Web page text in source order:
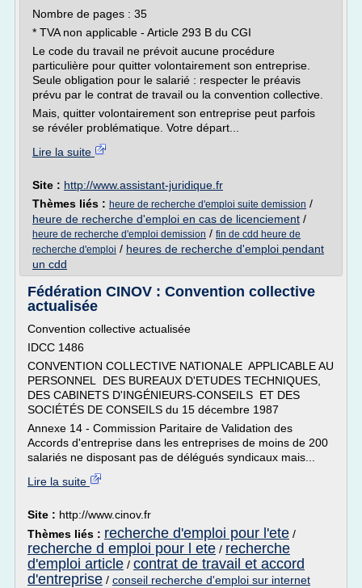
Nombre de pages : 35
* TVA non applicable - Article 293 B du CGI
Le code du travail ne prévoit aucune procédure
particulière pour quitter volontairement son entreprise.
Seule obligation pour le salarié : respecter le préavis
prévu par le contrat de travail ou la convention collective.
Mais, quitter volontairement son entreprise peut parfois
se révéler problématique. Votre départ...
Lire la suite
Site : http://www.assistant-juridique.fr
Thèmes liés : heure de recherche d'emploi suite demission /
heure de recherche d'emploi en cas de licenciement /
heure de recherche d'emploi demission / fin de cdd heure de
recherche d'emploi / heures de recherche d'emploi pendant
un cdd
Fédération CINOV : Convention collective
actualisée
Convention collective actualisée
IDCC 1486
CONVENTION COLLECTIVE NATIONALE APPLICABLE AU
PERSONNEL DES BUREAUX D'ETUDES TECHNIQUES,
DES CABINETS D'INGÉNIEURS-CONSEILS ET DES
SOCIÉTÉS DE CONSEILS du 15 décembre 1987
Annexe 14 - Commission Paritaire de Validation des
Accords d'entreprise dans les entreprises de moins de 200
salariés ne disposant pas de délégués syndicaux mais...
Lire la suite
Site : http://www.cinov.fr
Thèmes liés : recherche d'emploi pour l'ete /
recherche d emploi pour l ete / recherche
d'emploi article / contrat de travail et accord
d'entreprise / conseil recherche d'emploi sur internet